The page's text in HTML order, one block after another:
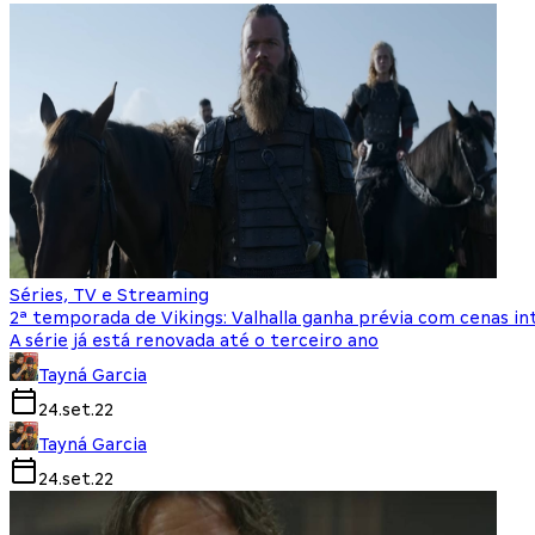
Séries, TV e Streaming
2ª temporada de Vikings: Valhalla ganha prévia com cenas
A série já está renovada até o terceiro ano
Tayná Garcia
24.set.22
Tayná Garcia
24.set.22